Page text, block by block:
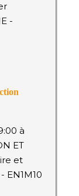
-
à
ET
et
EN1M10